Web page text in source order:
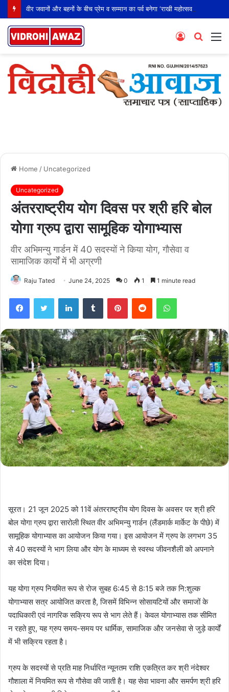
वीर जवानों और बहनों के बीच प्रेम व सम्मान का पर्व बनेगा ‘राखी महोत्सव’
Search
Log
Home / Uncategorized
Uncategorized
अंतरराष्ट्रीय योग दिवस पर श्री हरि बोल
योगा ग्रुप द्वारा सामूहिक योगाभ्यास
वीर अभिमन्यु गार्डन में 40 सदस्यों ने किया योग, गौसेवा व
सामाजिक कार्यों में भी अग्रणी
Raju Tated June 24, 2025 0 1 1 minute read
FacebookTwitter LinkedInTumblr PinterestReddit WhatsApp
सूरत। 21 जून 2025 को 11वें अंतरराष्ट्रीय योग दिवस के अवसर पर श्री हरि
बोल योगा ग्रुप द्वारा सारोली स्थित वीर अभिमन्यु गार्डन (लैंडमार्क मार्केट के पीछे) में
सामूहिक योगाभ्यास का आयोजन किया गया। इस आयोजन में ग्रुप के लगभग 35
से 40 सदस्यों ने भाग लिया और योग के माध्यम से स्वस्थ जीवनशैली को अपनाने
का संदेश दिया।
यह योगा ग्रुप नियमित रूप से रोज सुबह 6:45 से 8:15 बजे तक नि:शुल्क
योगाभ्यास सत्र आयोजित करता है, जिसमें विभिन्न सोसायटियों और समाजों के
पदाधिकारी एवं नागरिक सक्रिय रूप से भाग लेते हैं। केवल योगाभ्यास तक सीमित
न रहते हुए, यह ग्रुप समय-समय पर धार्मिक, सामाजिक और जनसेवा से जुड़े कार्यों
में भी सक्रिय रहता है।
ग्रुप के सदस्यों से प्रति माह निर्धारित न्यूनतम राशि एकत्रित कर श्री नंदेश्वर
गौशाला में नियमित रूप से गौसेवा की जाती है। यह सेवा भावना और समर्पण श्री हरि